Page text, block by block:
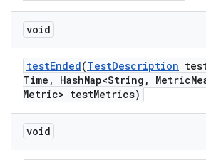
void
testEnded(TestDescription
Time , HashMap<String , Metric
Metric> testMetrics)
void